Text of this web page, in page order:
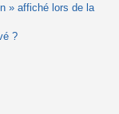
» affiché lors de la
?